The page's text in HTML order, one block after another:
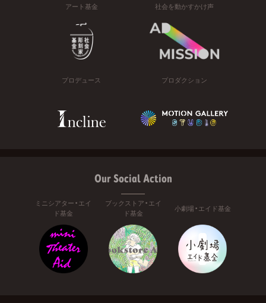
アート基金 社会を動かすかけ声
プロデュース プロダクション
Our Social Action
ミニシアター・エイ
ド基金
ブックストア・エイ
ド基金
小劇場・エイド基金